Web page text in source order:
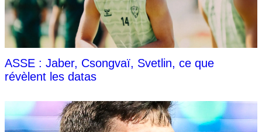
ASSE : Jaber, Csongvaï, Svetlin, ce que
révèlent les datas